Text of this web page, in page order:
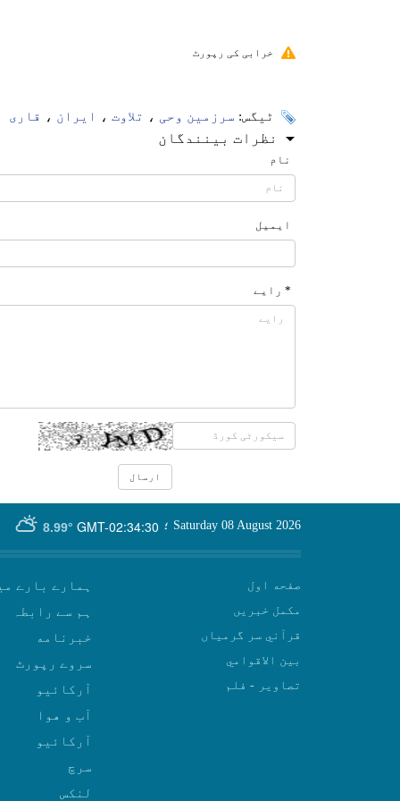
خرابی کی رپورٹ
ٹیگس: سرزمین وحی ، تلاوت ، ایران ، قاری
نظرات بینندگان
نام
ایمیل
* رایے
GMT-02:34:30
8.99° Saturday 08 August 2026 ؛
صفحه اول
مکمل خبریں
قرآني سر گرمياں
بين الاقوامي
تصاوير - فلم
ہمارے بارے
ہم سے رابطہ
سروے رپورٹ
آرکائیو
آب و هوا
سرچ
لنکس